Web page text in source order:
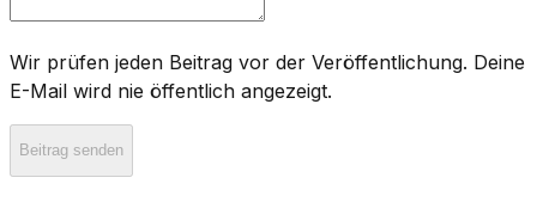
Wir prüfen jeden Beitrag vor der Veröffentlichung. Deine
E-Mail wird nie öffentlich angezeigt.
Beitrag senden